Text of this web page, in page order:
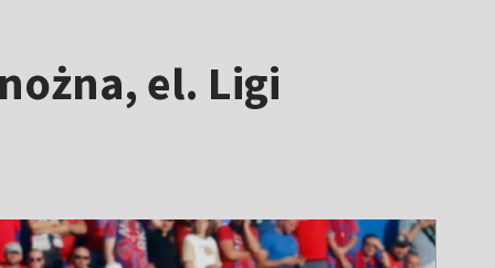
el. Ligi